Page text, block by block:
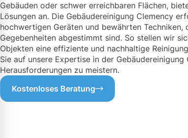
Gebäuden oder schwer erreichbaren Flächen,
Lösungen an. Die Gebäudereinigung Clemency
hochwertigen Geräten und bewährten
Gegebenheiten abgestimmt sind. So stellen wir
Objekten eine effiziente und nachhaltige
Sie auf unsere Expertise in der Gebäudereinigung
Herausforderungen zu meistern.
Kostenloses Beratung